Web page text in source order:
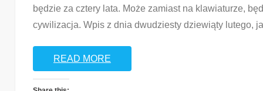
będzie za cztery lata. Może zamiast na klawiaturze,
cywilizacja. Wpis z dnia dwudziesty dziewiąty lutego,
READ MORE